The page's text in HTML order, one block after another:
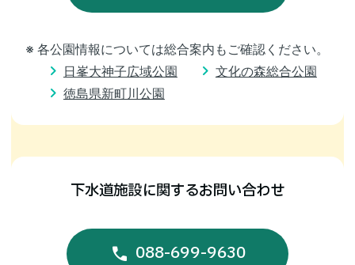
※ 各公園情報については総合案内もご確認ください。
日峯大神子広域公園
文化の森総合公園
徳島県新町川公園
下水道施設に関するお問い合わせ
088-699-9630